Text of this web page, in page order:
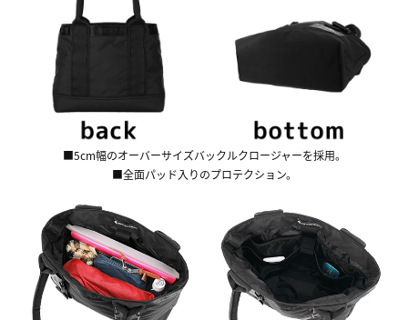
■5cm幅のオーバーサイズバックルクロージャーを採用。
■全面パッド入りのプロテクション。